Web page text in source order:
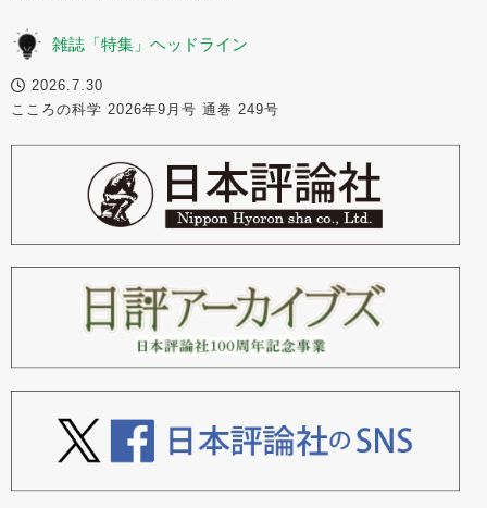
雑誌「特集」ヘッドライン
2026.7.30
こころの科学 2026年9月号 通巻 249号